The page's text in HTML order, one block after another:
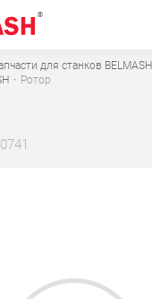
для станков BELMASH
· Ротор